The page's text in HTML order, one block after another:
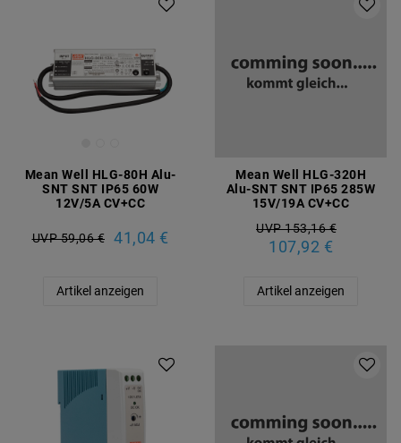
Mean Well HLG-80H Alu-
SNT SNT IP65 60W
12V/5A CV+CC
UVP 59,06 € 41,04 €
Artikel anzeigen
Mean Well HLG-320H
Alu-SNT SNT IP65 285W
15V/19A CV+CC
UVP 153,16 €
107,92 €
Artikel anzeigen